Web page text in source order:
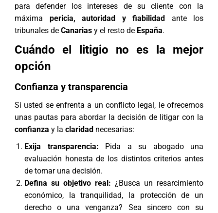
para defender los intereses de su cliente con la
máxima pericia, autoridad y fiabilidad ante los
tribunales de Canarias y el resto de España.
Cuándo el litigio no es la mejor
opción
Confianza y transparencia
Si usted se enfrenta a un conflicto legal, le ofrecemos
unas pautas para abordar la decisión de litigar con la
confianza y la claridad necesarias:
Exija transparencia: Pida a su abogado una
evaluación honesta de los distintos criterios antes
de tomar una decisión.
Defina su objetivo real: ¿Busca un resarcimiento
económico, la tranquilidad, la protección de un
derecho o una venganza? Sea sincero con su